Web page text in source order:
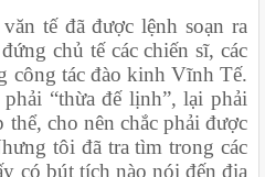
tế đã được lệnh soạn ra
chủ tế các chiến sĩ, các
công tác đào kinh Vĩnh Tế.
“thừa đế lịnh”, lại phải
thể, cho nên chắc phải được
tôi đã tra tìm trong các
có bút tích nào nói đến địa